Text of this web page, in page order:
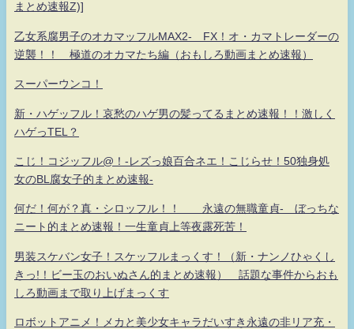
まとめ速報Z)]
乙女系腐男子のオカマッフルMAX2- FX！オ・カマトレーダーの
逆襲！！ 極道のオカマたち編（おもしろ動画まとめ速報）
スーパーウンコ！
新・ハゲッフル！哀愁のハゲ男の髪ってるまとめ速報！！激しく
ハゲっTEL？
こじ！コジッフル@！-レズっ娘百合ネエ！こじらせ！50独身処
女のBL腐女子的まとめ速報-
何だ！何が？真・シロッフル！！ 永遠の無職童貞- ぼっちな
ニート的まとめ速報！一生童貞上等夜露死苦！
男装スケバン女子！スケッフルまっくす！（新・ナンノひゃくし
きっ!！ビー玉のおいぬさん的まとめ速報） 話題な事件からおも
しろ動画まで取り上げまっくす
ロボットアニメ！メカと美少女キャラだいすき永遠の非リア充・